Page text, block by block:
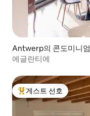
Antwerp의 콘도미니엄
에글란티에
상위 게스트 선호
게스트 선호